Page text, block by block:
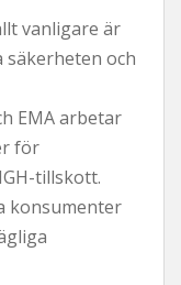
vanligare är
och
EMA arbetar
för
tillskott.
konsumenter